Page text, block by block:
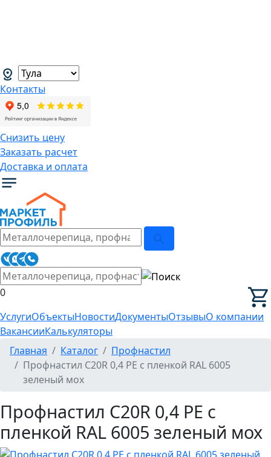
Контакты
Снизить цену
Заказать расчет
Доставка и оплата
0
УслугиОбъектыНовостиДокументыОтзывыО компании
ВакансииКалькуляторы
Главная
Каталог
Профнастил
Профнастил C20R 0,4 PE с пленкой RAL 6005
зеленый мох
Профнастил C20R 0,4 PE с
пленкой RAL 6005 зеленый мох